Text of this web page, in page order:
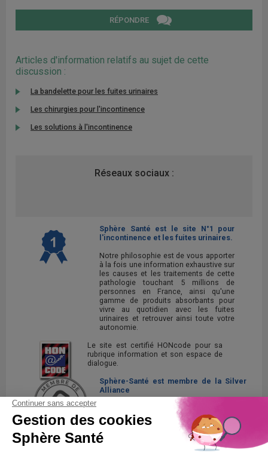
RÉPONDRE
Articles d'information relatifs au sujet de cette
discussion :
La bandelette pour les fuites urinaires
Les chirurgies pour l'incontinence
Les solutions à l'incontinence
Réseaux sociaux :
Sphère Santé est le site N°1 pour
l'incontinence et les fuites urinaires.
Notre philosophie est de vous apporter
à la fois une information exhaustive sur
les causes et les traitements de cette
pathologie touchant 5 millions de
personnes en France, ainsi qu'une
gamme de produits absorbants pour
vivre au quotidien avec les fuites
urinaires et retrouver ainsi toute votre
autonomie.
Le site est certifié HONcode pour sa
rubrique information et son espace de
dialogue.
Sphère-Santé est membre de la Silver
Alliance
La Silver Alliance est un collectif
d'entreprises au service des seniors,
spécialisé dans le bien vieillir à domicile.